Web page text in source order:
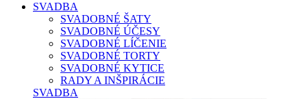
SVADBA
SVADOBNÉ ŠATY
SVADOBNÉ ÚČESY
SVADOBNÉ LÍČENIE
SVADOBNÉ TORTY
SVADOBNÉ KYTICE
RADY A INŠPIRÁCIE
SVADBA